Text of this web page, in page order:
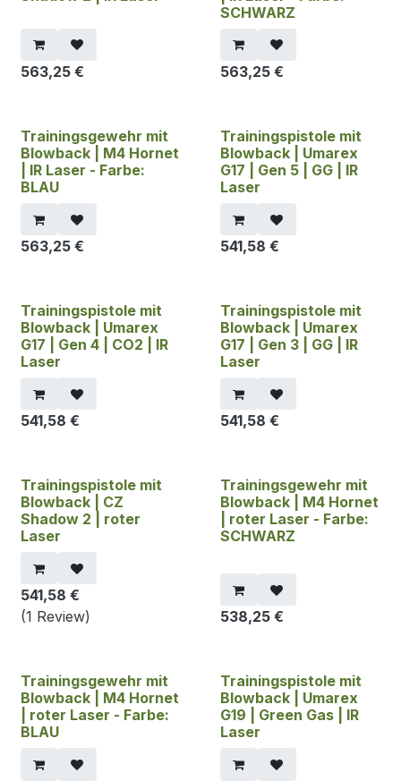
563,25 €
SCHWARZ
563,25€
Trainingsgewehr mit
Blowback | M4 Hornet
| IR Laser - Farbe:
BLAU
563,25 €
Trainingspistole mit
Blowback | Umarex
G17 | Gen 5 | GG | IR
Laser
541,58 €
Trainingspistole mit
Blowback | Umarex
G17 | Gen 4 | CO2 | IR
Laser
541,58 €
Trainingspistole mit
Blowback | Umarex
G17 | Gen 3 | GG | IR
Laser
541,58 €
Trainingspistole mit
Blowback | CZ
Shadow 2 | roter
Laser
541,58 €
(1 Review)
Trainingsgewehr mit
Blowback | M4 Hornet
| roter Laser - Farbe:
SCHWARZ
538,25€
Trainingsgewehr mit
Blowback | M4 Hornet
| roter Laser - Farbe:
BLAU
Trainingspistole mit
Blowback | Umarex
G19 | Green Gas | IR
Laser